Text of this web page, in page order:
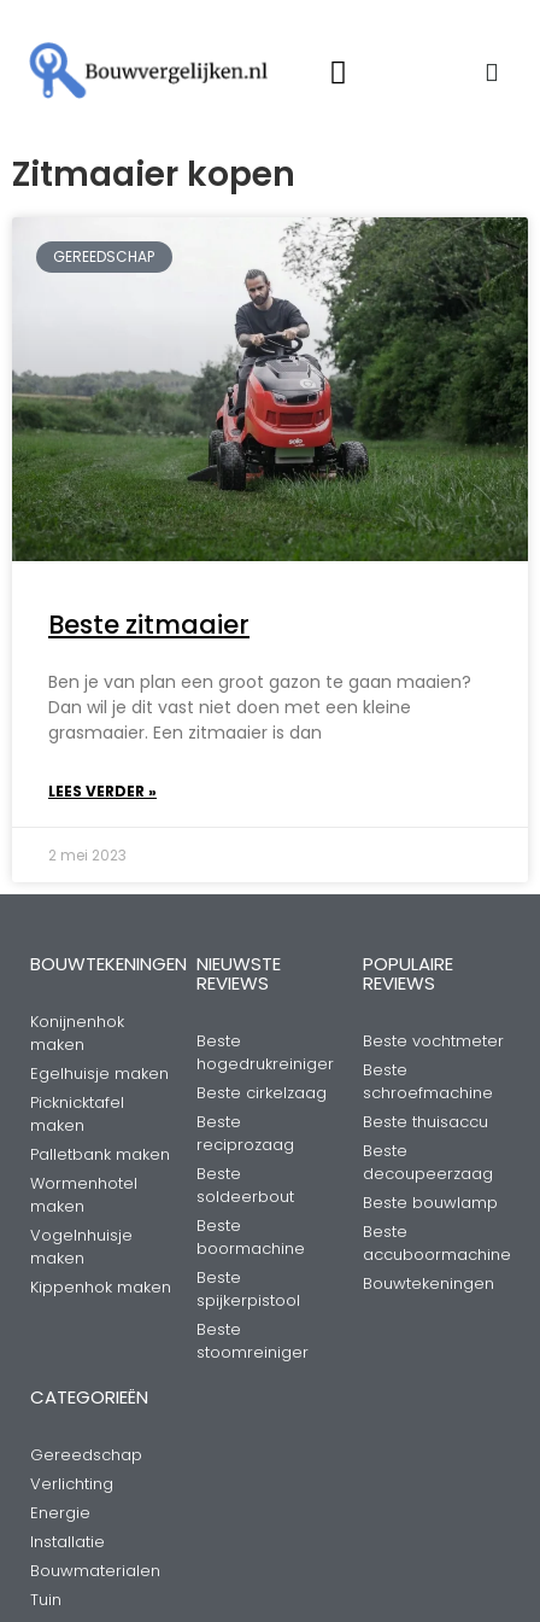
Zitmaaier kopen
GEREEDSCHAP
Beste zitmaaier
Ben je van plan een groot gazon te gaan maaien?
Dan wil je dit vast niet doen met een kleine
grasmaaier. Een zitmaaier is dan
LEES VERDER »
2 mei 2023
BOUWTEKENINGEN
Konijnenhok
maken
Egelhuisje maken
Picknicktafel
maken
Palletbank maken
Wormenhotel
maken
Vogelnhuisje
maken
Kippenhok maken
NIEUWSTE
REVIEWS
Beste
hogedrukreiniger
Beste cirkelzaag
Beste
reciprozaag
Beste
soldeerbout
Beste
boormachine
Beste
spijkerpistool
Beste
stoomreiniger
POPULAIRE
REVIEWS
Beste vochtmeter
Beste
schroefmachine
Beste thuisaccu
Beste
decoupeerzaag
Beste bouwlamp
Beste
accuboormachine
Bouwtekeningen
CATEGORIEËN
Gereedschap
Verlichting
Energie
Installatie
Bouwmaterialen
Tuin